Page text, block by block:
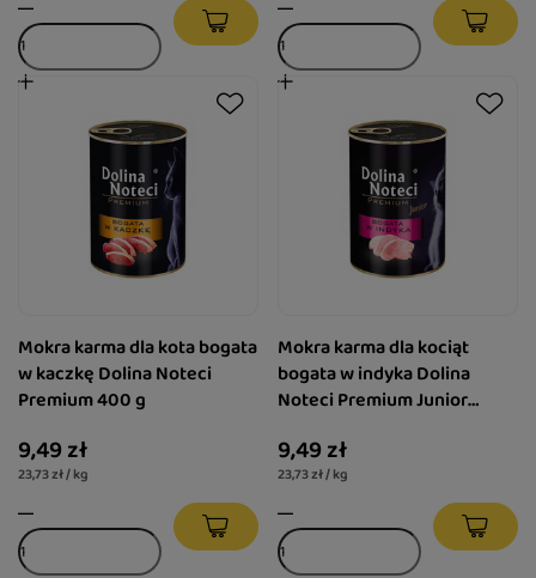
Mokra karma dla kota bogata
w kaczkę Dolina Noteci
Premium 400 g
9,49 zł
23,73 zł / kg
Mokra karma dla kociąt
bogata w indyka Dolina
Noteci Premium Junior
9,49 zł
23,73 zł / kg